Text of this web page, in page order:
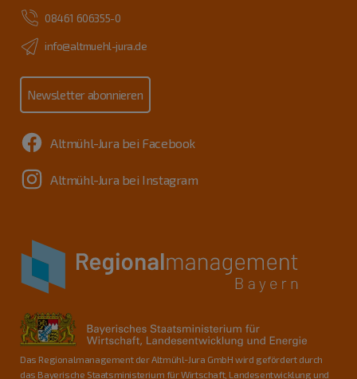
08461 606355-0
info@altmuehl-jura.de
Newsletter abonnieren
Altmühl-Jura bei Facebook
Altmühl-Jura bei Instagram
Das Regionalmanagement der Altmühl-Jura GmbH wird gefördert durch
das Bayerische Staatsministerium für Wirtschaft, Landesentwicklung und